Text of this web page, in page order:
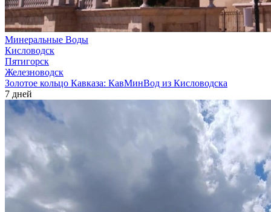
Минеральные Воды
Кисловодск
Пятигорск
Железноводск
Золотое кольцо Кавказа: КавМинВод из Кисловодска
7 дней